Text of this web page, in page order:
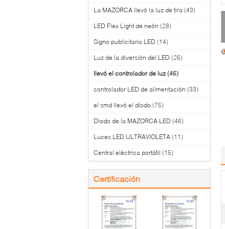
La MAZORCA llevó la luz de tira (43)
LED Flex Light de neón (28)
Signo publicitario LED (14)
Luz de la diversión del LED (26)
llevó el controlador de luz (46)
controlador LED de alimentación (33)
el smd llevó el diodo (75)
Diodo de la MAZORCA LED (46)
Luces LED ULTRAVIOLETA (11)
Central eléctrica portátil (15)
Certificación